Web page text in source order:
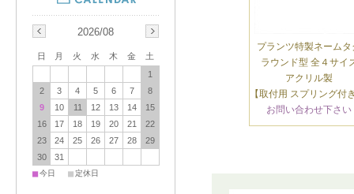
プランツ特製ネームタ
ラウンド型 全４サイ
アクリル製
【取付用 スプリング付
お問い合わせ下さい
2026/08
日 月 火 水 木 金
土
1
2
3 4 5 6 7
8
9
10 11 12 13 14
15
16
17 18 19 20 21
22
23
24 25 26 27 28
29
30
31
■今日 ■定休日